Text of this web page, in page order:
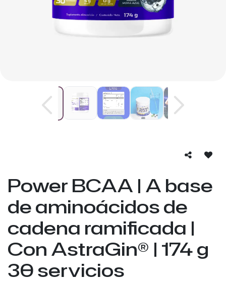
Power BCAA | A base
de aminoácidos de
cadena ramificada |
Con AstraGin® | 174 g
30 servicios